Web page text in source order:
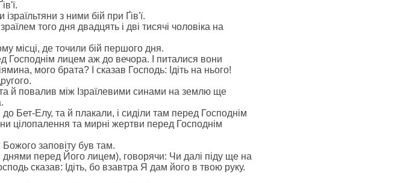
з ними бій при Ґів'ї.
того дня двадцять і дві тисячі чоловіка на
місці, де точили бій першого дня.
Господнім лицем аж до вечора. І питалися вони
мого брата? І сказав Господь: Ідіть на нього!
й повалив між Ізраїлевими синами на землю ще
до Бет-Елу, та й плакали, і сиділи там перед Господнім
цілопалення та мирні жертви перед Господнім
Божого заповіту був там.
перед Його лицем), говорячи: Чи далі піду ще на
сказав: Ідіть, бо взавтра Я дам його в твою руку.